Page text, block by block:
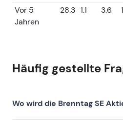
Vor 5
Jahren
28.3 1.1 3.6
Häufig gestellte
Wo wird die Brenntag SE